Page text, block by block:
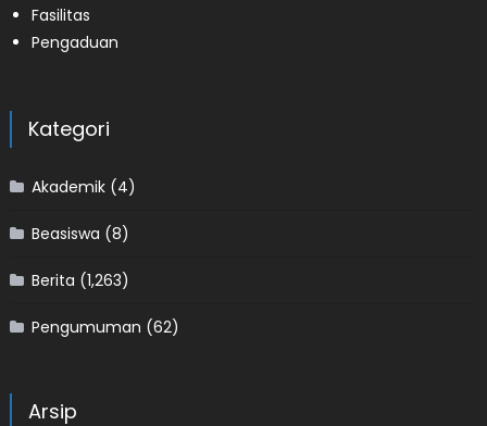
Fasilitas
Pengaduan
Kategori
Akademik(4)
Beasiswa (8)
Berita (1,263)
Pengumuman (62)
Arsip